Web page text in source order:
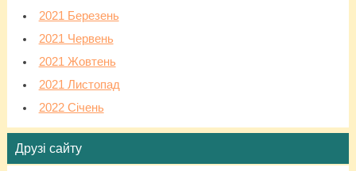
2021 Березень
2021 Червень
2021 Жовтень
2021 Листопад
2022 Січень
Друзі сайту